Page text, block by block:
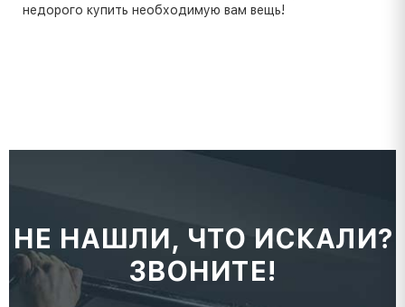
недорого купить необходимую вам вещь!
НЕ НАШЛИ, ЧТО ИСКАЛИ?
ЗВОНИТЕ!